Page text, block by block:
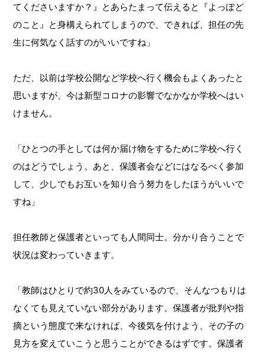
てくださいますか？』とあらたまって伝えると『よっぽど
のこと』と身構えられてしまうので、できれば、担任の先
生に何気なく話すのがいいですね」
ただ、以前は学校公開など学校へ行く機会もよくあったと
思いますが、今は新型コロナの影響でなかなか学校へはい
けません。
「ひとつの手としては何か届け物をするために学校へ行く
のはどうでしょう。あと、保護者会などにはなるべく参加
して、少しでもお互いを知り合う努力をしたほうがいいで
すね」
担任教師と保護者といっても人間同士。分かり合うことで
状況は変わっていきます。
「教師はひとりで約30人をみているので、そんなつもりは
なくても見えていない部分があります。保護者が批判や指
摘という態度で来なければ、今後気を付けよう、その子の
見方を変えていこうと思うことができるはずです。保護者